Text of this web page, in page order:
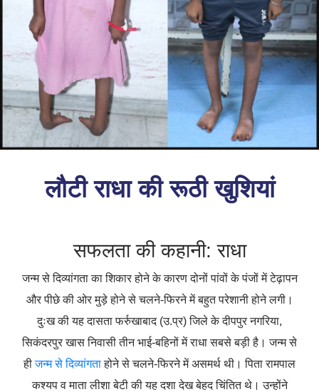
लौटी राधा की रूठी खुशियां
सफलता की कहानी: राधा
जन्म से दिव्यांगता का शिकार होने के कारण दोनों पांवों के पंजों में टेढ़ापन
और पीछे की ओर मुड़े होने से चलने-फिरने में बहुत परेशानी होने लगी।
दुःख की यह दासता फर्रुखाबाद (उ.प्र) जिले के दीपपुर नगरिया,
सिकंदरपुर खास निवासी तीन भाई-बहिनों में राधा सबसे बड़ी है। जन्म से
हीजन्म से दिव्यांगताहोने से चलने-फिरने में असमर्थ थी। पिता रामपाल
कश्यप व माता लीशा बेटी की यह दशा देख बेहद चिंतित थे। उन्होंने